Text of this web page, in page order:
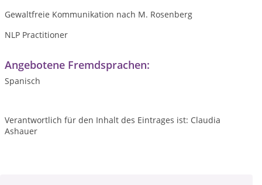
Gewaltfreie Kommunikation nach M. Rosenberg
NLP Practitioner
Angebotene Fremdsprachen:
Spanisch
Verantwortlich für den Inhalt des Eintrages ist: Claudia
Ashauer